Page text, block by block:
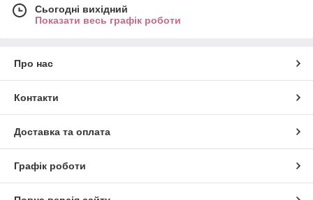
Сьогодні вихідний
Показати весь графік роботи
Про нас
Контакти
Доставка та оплата
Графік роботи